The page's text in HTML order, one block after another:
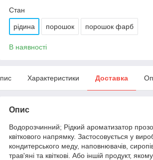
Стан
рідина порошок порошок фарб
В наявності
Характеристики Доставка
Опис
Водорозчинний; Рідкий ароматизатор
квіткового напрямку. Застосовується у
кондитерського меду, наповнювачів,
трав'яні та квіткові. Або іншій продукт,